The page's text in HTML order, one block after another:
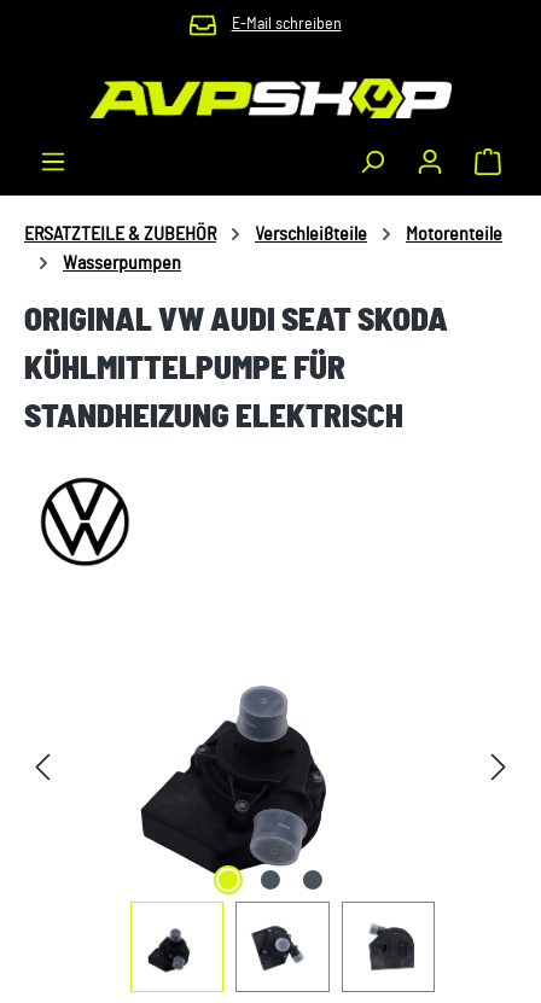
Zum Hauptinhalt springen E-Mail schreiben
ERSATZTEILE & ZUBEHÖR Verschleißteile
Motorenteile
Wasserpumpen
ORIGINAL VW AUDI SEAT SKODA
KÜHLMITTELPUMPE FÜR
STANDHEIZUNG ELEKTRISCH